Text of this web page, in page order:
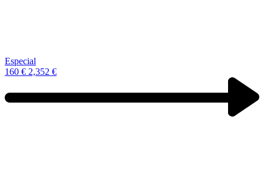
Especial
160 € 2,352 €